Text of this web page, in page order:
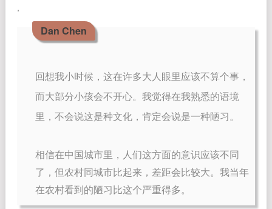
，
Dan Chen
回想我小时候，这在许多大人眼里应该不算个事，
而大部分小孩会不开心。我觉得在我熟悉的语境
里，不会说这是种文化，肯定会说是一种陋习。
相信在中国城市里，人们这方面的意识应该不同
了，但农村同城市比起来，差距会比较大。我当年
在农村看到的陋习比这个严重得多。